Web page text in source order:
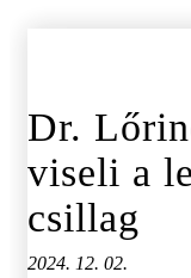
Dr.
viseli a
csillag
2024. 12. 02.